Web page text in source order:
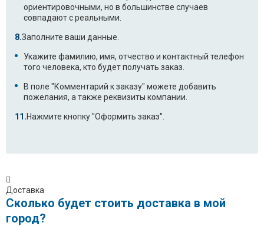
ориентировочными, но в большинстве случаев
совпадают с реальными.
Заполните ваши данные.
Укажите фамилию, имя, отчество и контактный телефон
того человека, кто будет получать заказ.
В поле "Комментарий к заказу" можете добавить
пожелания, а также реквизиты компании.
Нажмите кнопку "Оформить заказ".
Доставка
Сколько будет стоить доставка в мой
город?